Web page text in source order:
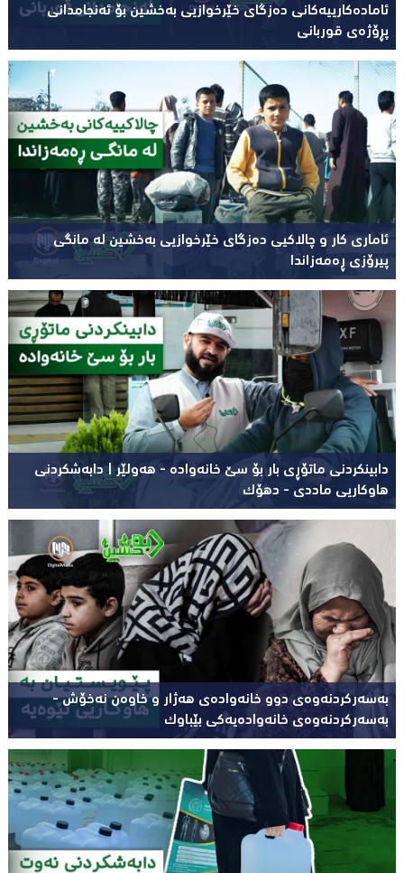
ئامادەکارییەکانی دەزگای خێرخوازیی بەخشین بۆ ئەنجامدانی
پڕۆژەی قوربانی
ئاماری کار و چالاکیی دەزگای خێرخوازیی بەخشین لە مانگی
پیرۆزی ڕەمەزاندا
دابینکردنی ماتۆڕی بار بۆ سێ خانەوادە - هەولێر | دابەشکردنی
هاوکاریی ماددی - دهۆک
بەسەرکردنەوەی دوو خانەوادەی هەژار و خاوەن نەخۆش -
بەسەرکردنەوەی خانەوادەیەکی بێباوک